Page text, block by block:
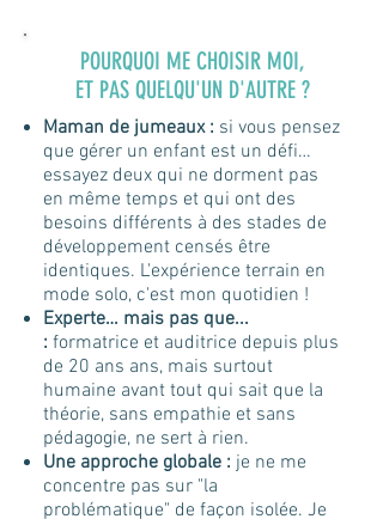
POURQUOI ME CHOISIR MOI,
ET PAS QUELQU'UN D'AUTRE ?
Maman de jumeaux : si vous pensez
que gérer un enfant est un défi…
essayez deux qui ne dorment pas
en même temps et qui ont des
besoins différents à des stades de
développement censés être
identiques. L'expérience terrain en
mode solo, c'est mon quotidien !
Experte… mais pas que...
: formatrice et auditrice depuis plus
de 20 ans ans, mais surtout
humaine avant tout qui sait que la
théorie, sans empathie et sans
pédagogie, ne sert à rien.
Une approche globale : je ne me
concentre pas sur "la
problématique" de façon isolée. Je